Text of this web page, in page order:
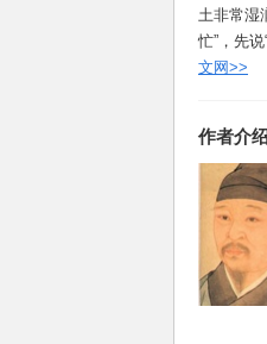
土非常湿
忙”，先
文网>>
作者介